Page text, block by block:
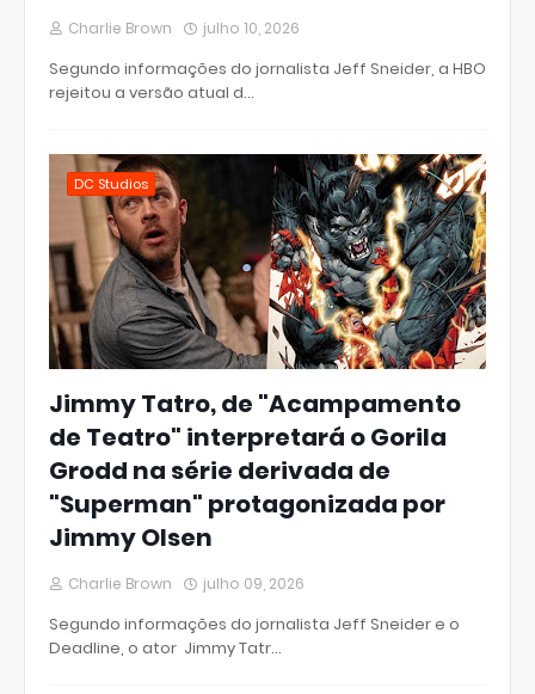
Charlie Brown julho 10, 2026
Segundo informações do jornalista Jeff Sneider, a HBO
rejeitou a versão atual d…
DC Studios
Jimmy Tatro, de "Acampamento
de Teatro" interpretará o Gorila
Grodd na série derivada de
"Superman" protagonizada por
Jimmy Olsen
Charlie Brown julho 09, 2026
Segundo informações do jornalista Jeff Sneider e o
Deadline, o ator Jimmy Tatr…